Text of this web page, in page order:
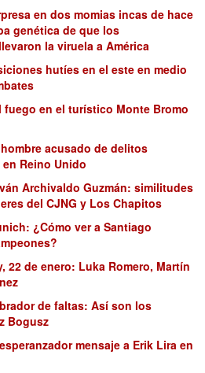
en dos momias incas de hace
genética de que los
la viruela a América
hutíes en el este en medio
en el turístico Monte Bromo
acusado de delitos
Reino Unido
Archivaldo Guzmán: similitudes
del CJNG y Los Chapitos
¿Cómo ver a Santiago
22 de enero: Luka Romero, Martín
de faltas: Así son los
Bogusz
mensaje a Erik Lira en